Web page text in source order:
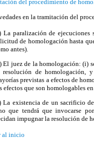
del procedimiento de
en la tramitación del
La paralización de ejecuciones
de homologación hasta
antes).
El juez de la homologación: (i)
resolución de homologación,
previstas a efectos de
efectos que son homologables en
La existencia de un sacrificio
que tendrá que invocarse
impugnar la resolución de
al inicio